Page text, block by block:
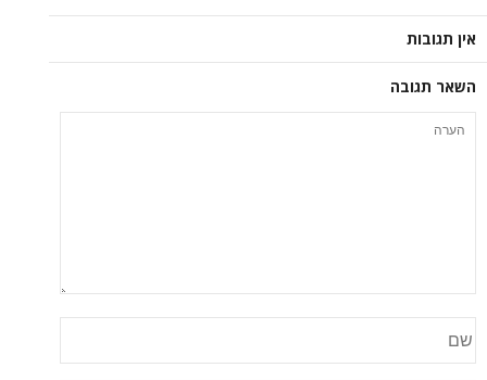
אין תגובות
השאר תגובה